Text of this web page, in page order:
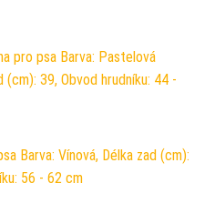
pro psa Barva: Pastelová
(cm): 39, Obvod hrudníku: 44 -
Barva: Vínová, Délka zad (cm):
56 - 62 cm